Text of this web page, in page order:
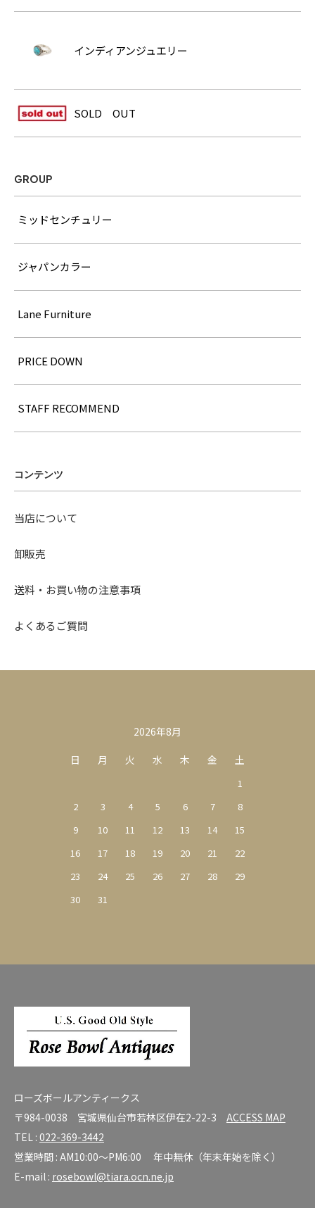
インディアンジュエリー
SOLD OUT
GROUP
ミッドセンチュリー
ジャパンカラー
Lane Furniture
PRICE DOWN
STAFF RECOMMEND
コンテンツ
当店について
卸販売
送料・お買い物の注意事項
よくあるご質問
2026年8月
日
月 火 水 木 金 土
1
2
3 4 5 6 7
8
9
10 11 12 13 14
15
16
17 18 19 20 21
22
23
24 25 26 27 28
29
30
31
ローズボールアンティークス
〒984-0038 宮城県仙台市若林区伊在2-22-3 ACCESS MAP
TEL : 022-369-3442
営業時間 : AM10:00～PM6:00 年中無休（年末年始を除く）
E-mail : rosebowl@tiara.ocn.ne.jp